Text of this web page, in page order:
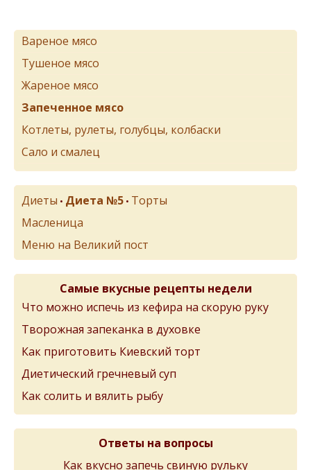
Вареное мясо
Тушеное мясо
Жареное мясо
Запеченное мясо
Котлеты, рулеты, голубцы, колбаски
Сало и смалец
Диеты • Диета №5 • Торты
Масленица
Меню на Великий пост
Самые вкусные рецепты недели
Что можно испечь из кефира на скорую руку
Творожная запеканка в духовке
Как приготовить Киевский торт
Диетический гречневый суп
Как солить и вялить рыбу
Ответы на вопросы
Как вкусно запечь свиную рульку